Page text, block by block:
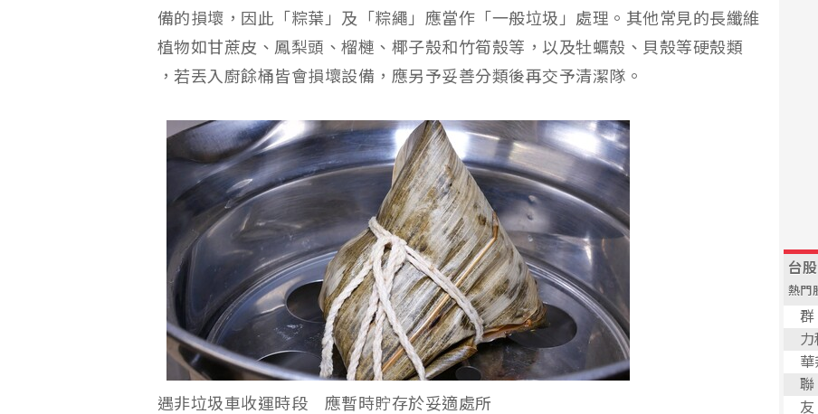
備的損壞，因此「粽葉」及「粽繩」應當作「一般垃圾」處理。其他常見的長纖維
植物如甘蔗皮、鳳梨頭、榴槤、椰子殼和竹筍殼等，以及牡蠣殼、貝殼等硬殼類
，若丟入廚餘桶皆會損壞設備，應另予妥善分類後再交予清潔隊。
遇非垃圾車收運時段 應暫時貯存於妥適處所